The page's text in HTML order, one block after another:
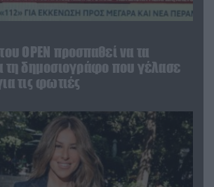
OPEN προσπαθεί να τα
τη δημοσιογράφο που γέλασε
τις φωτιές